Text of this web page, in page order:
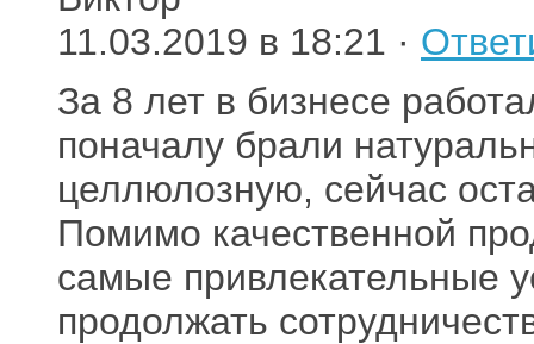
11.03.2019 в 18:21 ·
За 8 лет в бизнесе
поначалу брали
целлюлозную, сейчас
Помимо качественной
самые привлекательные
продолжать